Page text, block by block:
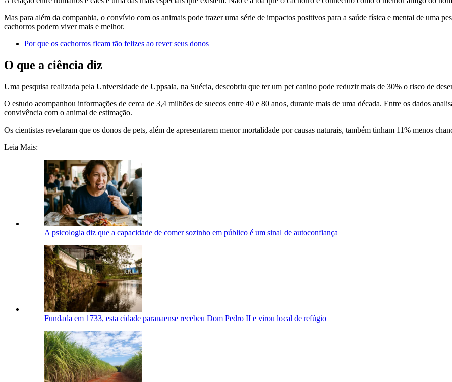
Mas para além da companhia, o convívio com os animais pode trazer uma série de impactos positivos para a saúde física e mental de uma
cachorros podem viver mais e melhor.
Por que os cachorros ficam tão felizes ao rever seus donos
O que a ciência diz
Uma pesquisa realizada pela Universidade de Uppsala, na Suécia, descobriu que ter um pet canino pode reduzir mais de 30% o risco de
O estudo acompanhou informações de cerca de 3,4 milhões de suecos entre 40 e 80 anos, durante mais de uma década. Entre os dados
convivência com o animal de estimação.
Os cientistas revelaram que os donos de pets, além de apresentarem menor mortalidade por causas naturais, também tinham 11% menos
Leia Mais:
A psicologia diz que a capacidade de comer sozinho em público é um sinal de autoconfiança
Fundada em 1733, esta cidade paranaense recebeu Dom Pedro II e virou local de refúgio